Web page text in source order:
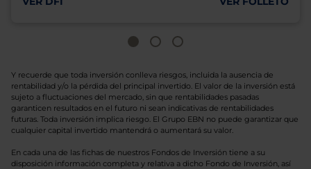
Y recuerde que toda inversión conlleva riesgos, incluida la ausencia de
rentabilidad y/o la pérdida del principal invertido. El valor de la inversión está
sujeto a fluctuaciones del mercado, sin que rentabilidades pasadas
garanticen resultados en el futuro ni sean indicativas de rentabilidades
futuras. Toda inversión implica riesgo. El Grupo EBN no puede garantizar que
cualquier capital invertido mantendrá o aumentará su valor.
En cada una de las fichas de nuestros Fondos de Inversión tiene a su
disposición información completa y relativa a dicho Fondo de Inversión, así